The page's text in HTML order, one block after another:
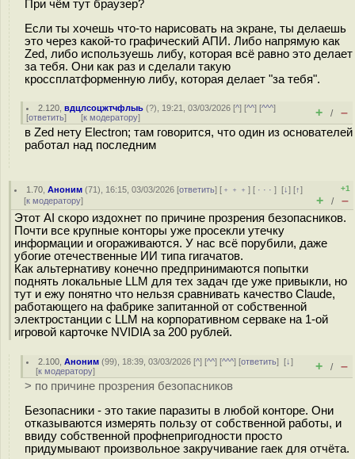
При чём тут браузер?
Если ты хочешь что-то нарисовать на экране, ты делаешь
это через какой-то графический АПИ. Либо напрямую как
Zed, либо используешь либу, которая всё равно это делает
за тебя. Они как раз и сделали такую
кроссплатформенную либу, которая делает "за тебя".
2.120 ,вдцлсоцжтчфлыь (?), 19:21, 03/03/2026 [^] [^^] [^^^]
[ответить] [к модератору] + / –
в Zed нету Electron; там говорится, что один из основателей
работал над последним
1.70 ,Аноним (71), 16:15, 03/03/2026 [ответить] [ ﹢﹢﹢] [ · · ·][↓] [↑]
[к модератору]
+1
+ / –
Этот AI скоро издохнет по причине прозрения безопасников.
Почти все крупные конторы уже просекли утечку
информации и огораживаются. У нас всё порубили, даже
убогие отечественные ИИ типа гигачатов.
Как альтернативу конечно предпринимаются попытки
поднять локальные LLM для тех задач где уже привыкли, но
тут и ежу понятно что нельзя сравнивать качество Claude,
работающего на фабрике запитанной от собственной
электростанции с LLM на корпоративном серваке на 1-ой
игровой карточке NVIDIA за 200 рублей.
2.100 ,Аноним (99), 18:39, 03/03/2026 [^] [^^] [^^^] [ответить][↓]
[к модератору] + / –
> по причине прозрения безопасников
Безопасники - это такие паразиты в любой конторе. Они
отказываются измерять пользу от собственной работы, и
ввиду собственной профнепригодности просто
придумывают произвольное закручивание гаек для отчёта.